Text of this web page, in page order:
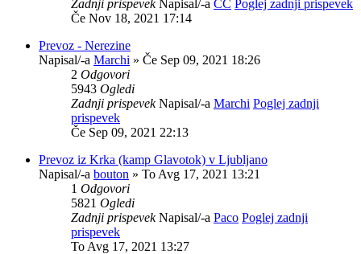
Zadnji prispevekNapisal/-a CC Poglej zadnji prispevek
Če Nov 18, 2021 17:14
Prevoz - Nerezine
Napisal/-a Marchi » Če Sep 09, 2021 18:26
2 Odgovori
5943 Ogledi
Zadnji prispevekNapisal/-a Marchi Poglej zadnji
prispevek
Če Sep 09, 2021 22:13
Prevoz iz Krka (kamp Glavotok) v Ljubljano
Napisal/-a bouton » To Avg 17, 2021 13:21
1 Odgovori
5821 Ogledi
Zadnji prispevekNapisal/-a Paco Poglej zadnji
prispevek
To Avg 17, 2021 13:27